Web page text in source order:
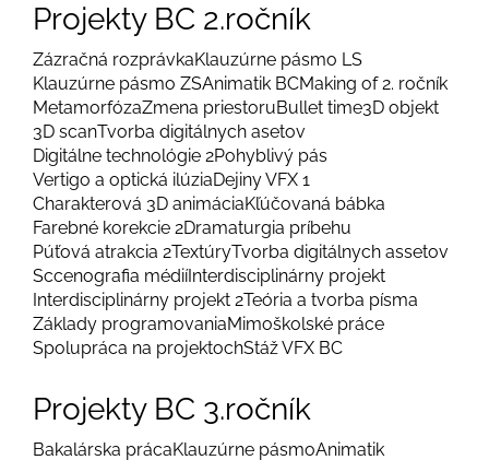
Projekty BC 2.ročník
Zázračná rozprávkaKlauzúrne pásmo LS
Klauzúrne pásmo ZSAnimatik BCMaking of 2. ročník
MetamorfózaZmena priestoruBullet time3D objekt
3D scanTvorba digitálnych asetov
Digitálne technológie 2Pohyblivý pás
Vertigo a optická ilúziaDejiny VFX 1
Charakterová 3D animáciaKľúčovaná bábka
Farebné korekcie 2Dramaturgia príbehu
Púťová atrakcia 2TextúryTvorba digitálnych assetov
Sccenografia médiíInterdisciplinárny projekt
Interdisciplinárny projekt 2Teória a tvorba písma
Základy programovaniaMimoškolské práce
Spolupráca na projektochStáž VFX BC
Projekty BC 3.ročník
Bakalárska prácaKlauzúrne pásmoAnimatik